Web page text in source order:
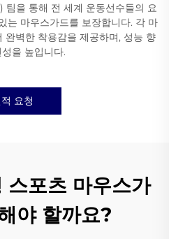
을 통해 전 세계 운동선수들의 요
는 마우스가드를 보장합니다. 각 마
완벽한 착용감을 제공하며, 성능 향
을 높입니다.
요청
스포츠 마우스가
야 할까요?